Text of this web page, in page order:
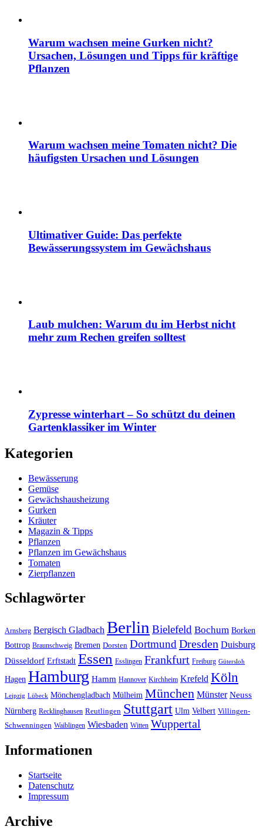
Warum wachsen meine Gurken nicht?
Ursachen, Lösungen und Tipps für kräftige
Pflanzen
Warum wachsen meine Tomaten nicht? Die
häufigsten Ursachen und Lösungen
Ultimativer Guide: Das perfekte
Bewässerungssystem im Gewächshaus
Laub mulchen: Warum du im Herbst nicht
mehr zum Rechen greifen solltest
Zypresse winterhart – So schützt du deinen
Gartenklassiker im Winter
Kategorien
Bewässerung
Gemüse
Gewächshausheizung
Gurken
Kräuter
Magazin & Tipps
Pflanzen
Pflanzen im Gewächshaus
Tomaten
Zierpflanzen
Schlagwörter
Arnsberg Bergisch Gladbach Berlin Bielefeld Bochum Borken
Bottrop Braunschweig Bremen Dorsten DortmundDresden Duisburg
Düsseldorf Erftstadt Essen Esslingen Frankfurt Freiburg Gütersloh
Hagen Hamburg Hamm Hannover Kirchheim Krefeld Köln
Leipzig Lübeck Mönchengladbach Mülheim München Münster Neuss
Nürnberg Recklinghausen Reutlingen Stuttgart Ulm Velbert Villingen-
Schwenningen Waiblingen Wiesbaden Witten Wuppertal
Informationen
Startseite
Datenschutz
Impressum
Archive